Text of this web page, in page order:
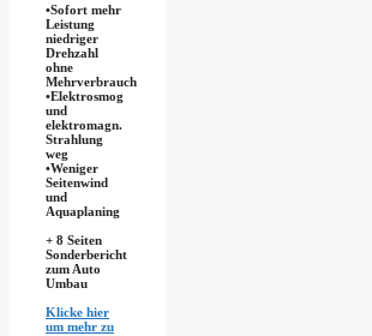
•Sofort mehr
Leistung
niedriger
Drehzahl
ohne
Mehrverbrauch
•Elektrosmog
und
elektromagn.
Strahlung
weg
•​Weniger
Seitenwind
und
Aquaplaning
+ 8 Seiten
Sonderbericht
zum Auto
Umbau
Klicke hier
um mehr zu